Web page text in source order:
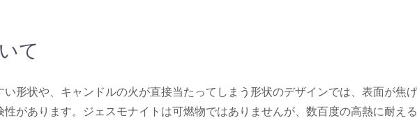
て
形状や、キャンドルの火が直接当たってしまう形状のデザインでは、表面が焦げ
性があります。ジェスモナイトは可燃物ではありませんが、数百度の高熱に耐え